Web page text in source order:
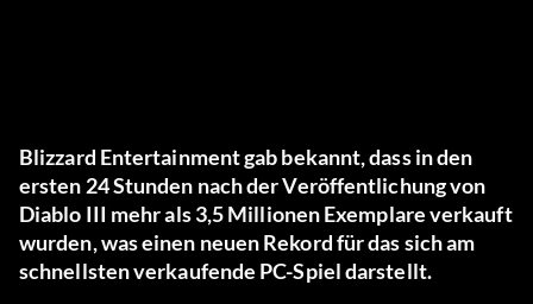
Blizzard Entertainment gab bekannt, dass in den
ersten 24 Stunden nach der Veröffentlichung von
Diablo III mehr als 3,5 Millionen Exemplare verkauft
wurden, was einen neuen Rekord für das sich am
schnellsten verkaufende PC-Spiel darstellt.